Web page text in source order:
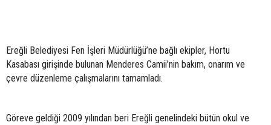
Ereğli Belediyesi Fen İşleri Müdürlüğü’ne bağlı ekipler, Hortu
Kasabası girişinde bulunan Menderes Camii’nin bakım, onarım ve
çevre düzenleme çalışmalarını tamamladı.
Göreve geldiği 2009 yılından beri Ereğli genelindeki bütün okul ve